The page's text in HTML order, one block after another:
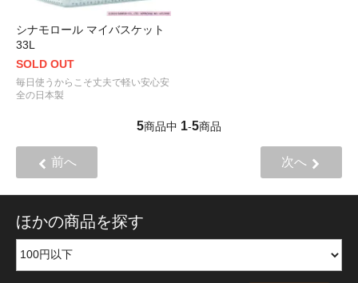
シナモロール マイバスケット
33L
SOLD OUT
毎日使うからこそ丈夫で軽い安心安
全の日本製
5商品中 1-5商品
前へ 次へ
ほかの商品を探す